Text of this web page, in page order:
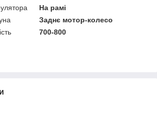
На рамі
Заднє мотор-колесо
700-800